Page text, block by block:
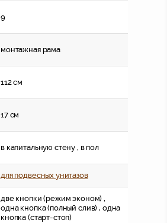
9
монтажная рама
112 см
17 см
в капитальную стену , в пол
для подвесных унитазов
две кнопки (режим эконом) ,
одна кнопка (полный слив) , одна
кнопка (старт-стоп)